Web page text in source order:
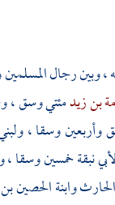
، وبين رجال
بن زيدمئتي وسق ،
وأربعين وسقا ،
نبقةخمسين وسقا ،
وابنةالحصين